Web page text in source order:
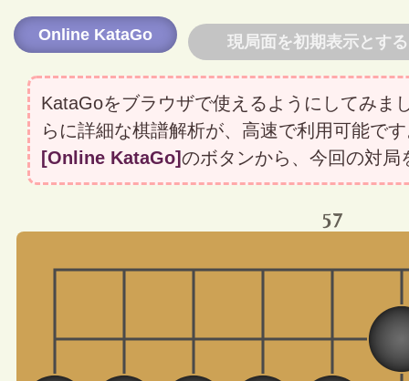
Online KataGo 現局面を初期表示とす
KataGoをブラウザで使えるようにしてみま
らに詳細な棋譜解析が、高速で利用可能で
[Online KataGo]のボタンから、今回の対局
57